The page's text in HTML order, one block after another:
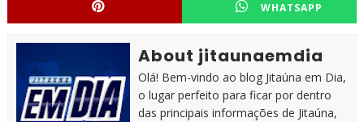
WHATSAPP
About jitaunaemdia
Olá! Bem-vindo ao blog Jitaúna em Dia,
o lugar perfeito para ficar por dentro
das principais informações de Jitaúna,